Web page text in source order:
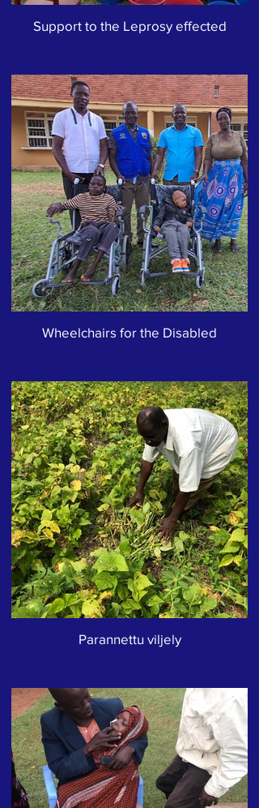
Support to the Leprosy effected
Wheelchairs for the Disabled
Parannettu viljely